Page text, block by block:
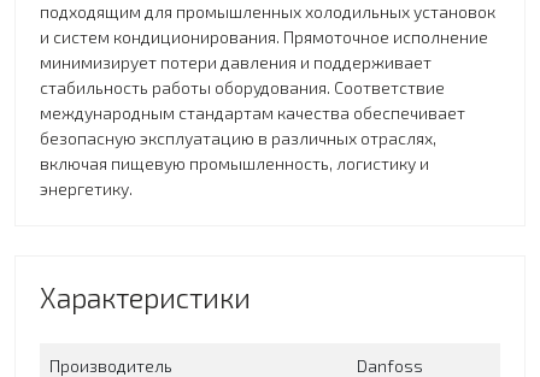
подходящим для промышленных холодильных установок
и систем кондиционирования. Прямоточное исполнение
минимизирует потери давления и поддерживает
стабильность работы оборудования. Соответствие
международным стандартам качества обеспечивает
безопасную эксплуатацию в различных отраслях,
включая пищевую промышленность, логистику и
энергетику.
Характеристики
Производитель Danfoss